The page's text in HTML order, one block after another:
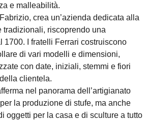
e malleabilità.
crea un’azienda dedicata alla
tradizionali, riscoprendo una
1700. I fratelli Ferrari costruiscono
di vari modelli e dimensioni,
con date, iniziali, stemmi e fiori
clientela.
nel panorama dell’artigianato
la produzione di stufe, ma anche
oggetti per la casa e di sculture a tutto